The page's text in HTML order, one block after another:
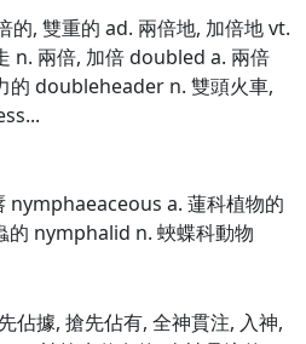
的, 雙重的 ad. 兩倍地, 加倍地 vt.
n. 兩倍, 加倍 doubled a. 兩倍
的 doubleheader n. 雙頭火車,
nymphaeaceous a. 蓮科植物的
的 nymphalid n. 蛺蝶科動物
據, 搶先佔有, 全神貫注, 入神,